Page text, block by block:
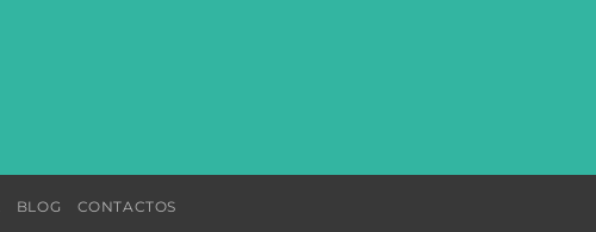
BLOG CONTACTOS